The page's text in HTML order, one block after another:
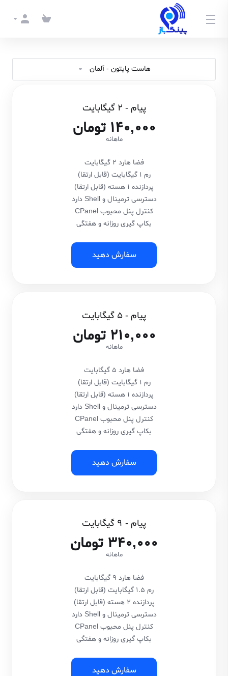
هاست پایتون - آلمان
پیام - 2 گیگابایت
140,000 تومان
ماهانه
فضا هارد 2 گیگابایت
رم 1 گیگابایت (قابل ارتقا)
پردازنده 1 هسته (قابل ارتقا)
دسترسی ترمینال و Shell دارد
کنترل پنل محبوب CPanel
بکاپ گیری روزانه و هفتگی
سفارش دهید
پیام - 5 گیگابایت
210,000 تومان
ماهانه
فضا هارد 5 گیگابایت
رم 1 گیگابایت (قابل ارتقا)
پردازنده 1 هسته (قابل ارتقا)
دسترسی ترمینال و Shell دارد
کنترل پنل محبوب CPanel
بکاپ گیری روزانه و هفتگی
سفارش دهید
پیام - 9 گیگابایت
340,000 تومان
ماهانه
فضا هارد 9 گیگابایت
رم 1.5 گیگابایت (قابل ارتقا)
پردازنده 2 هسته (قابل ارتقا)
دسترسی ترمینال و Shell دارد
کنترل پنل محبوب CPanel
بکاپ گیری روزانه و هفتگی
سفارش دهید